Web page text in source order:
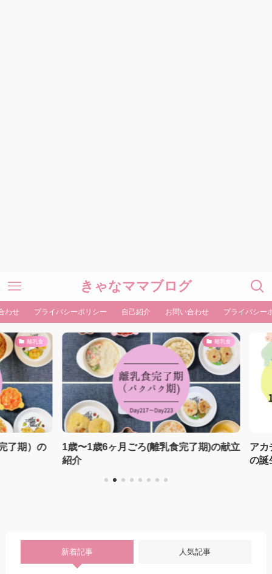
きゃなママブログ
わせ プライバシーポリシー 自己紹介 お問い合わせ プライバシー
離乳食
）の
離乳食
1歳〜1歳6ヶ月ごろ(離乳食完了期)の献立
紹介
アカチ
の誕
新着記事 人気記事